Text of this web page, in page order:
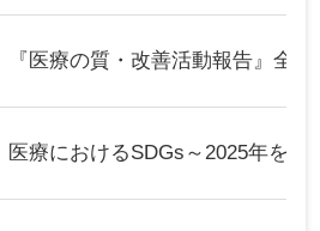
『医療の質・改善活動報告』全
医療におけるSDGs～2025年を